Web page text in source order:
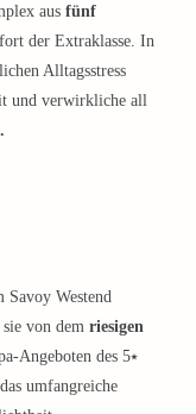
aus fünf
der Extraklasse. In
Alltagsstress
und verwirkliche all
Savoy Westend
von dem riesigen
Angeboten des 5⭑
umfangreiche